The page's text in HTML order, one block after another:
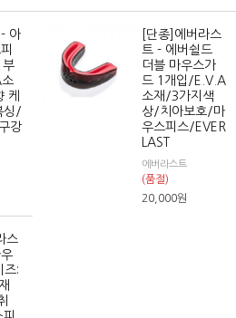
아
부
케
싱/
강
[단종]에버라스
트 - 에버쉴드
더블 마우스가
드 1개입/E.V.A
소재/3가지색
상/치아보호/마
우스피스/EVER
LAST
에버라스트
(품절)
20,000원
스
즈: